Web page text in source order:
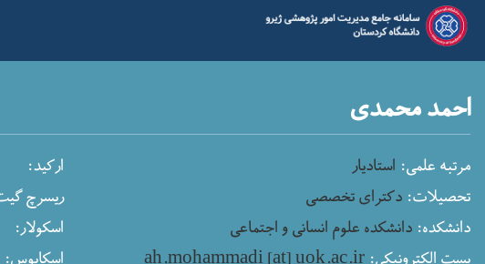
احمد محمدی
مرتبه علمی: استادیار
ارکید:
تحصیلات: دکترای تخصصی
ریسرچ
دانشکده: دانشکده علوم انسانی و اجتماعی
اسکولار: